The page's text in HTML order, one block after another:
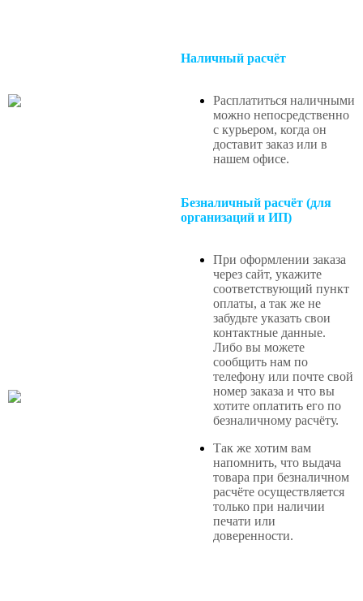
Наличный расчёт
Расплатиться наличными
можно непосредственно
с курьером, когда он
доставит заказ или в
нашем офисе.
Безналичный расчёт (для
организаций и ИП)
При оформлении заказа
через сайт, укажите
соответствующий пункт
оплаты, а так же не
забудьте указать свои
контактные данные.
Либо вы можете
сообщить нам по
телефону или почте свой
номер заказа и что вы
хотите оплатить его по
безналичному расчёту.
Так же хотим вам
напомнить, что выдача
товара при безналичном
расчёте осуществляется
только при наличии
печати или
доверенности.